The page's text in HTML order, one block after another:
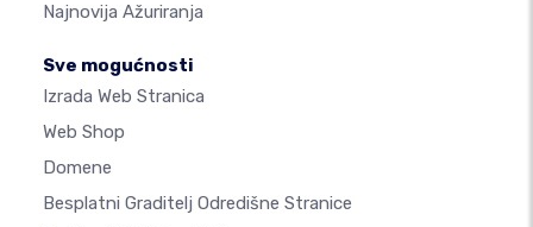
Najnovija Ažuriranja
Sve mogućnosti
Izrada Web Stranica
Web Shop
Domene
Besplatni Graditelj Odredišne Stranice